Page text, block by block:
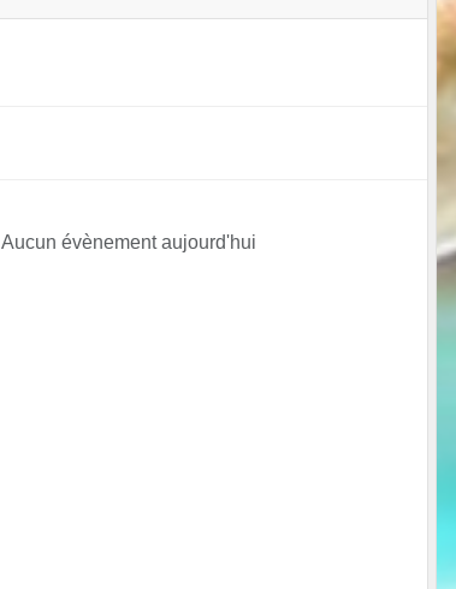
Aucun évènement aujourd'hui